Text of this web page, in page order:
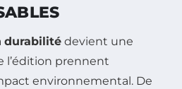
durabilité devient une
l’édition prennent
environnemental. De